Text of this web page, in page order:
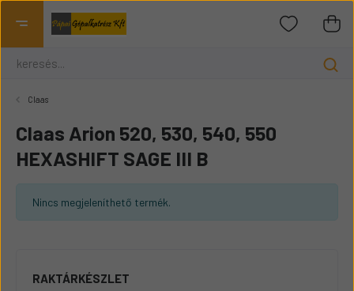
Claas
Claas Arion 520, 530, 540, 550
HEXASHIFT SAGE III B
Nincs megjeleníthető termék.
RAKTÁRKÉSZLET